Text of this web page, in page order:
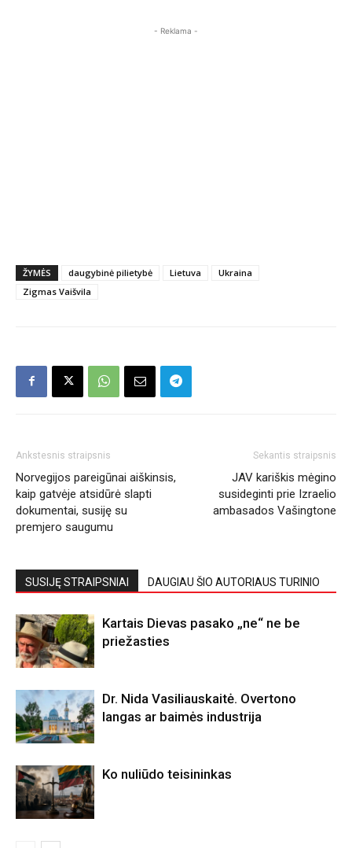
- Reklama -
ŽYMĖS daugybinė pilietybė Lietuva
Ukraina
Zigmas Vaišvila
Ankstesnis straipsnis
Norvegijos pareigūnai aiškinsis,
kaip gatvėje atsidūrė slapti
dokumentai, susiję su
premjero saugumu
Sekantis straipsnis
JAV kariškis mėgino
susideginti prie Izraelio
ambasados Vašingtone
SUSIJĘ STRAIPSNIAI DAUGIAU ŠIO AUTORIAUS TURINIO
Kartais Dievas pasako „ne“ ne be
priežasties
Dr. Nida Vasiliauskaitė. Overtono
langas ar baimės industrija
Ko nuliūdo teisininkas